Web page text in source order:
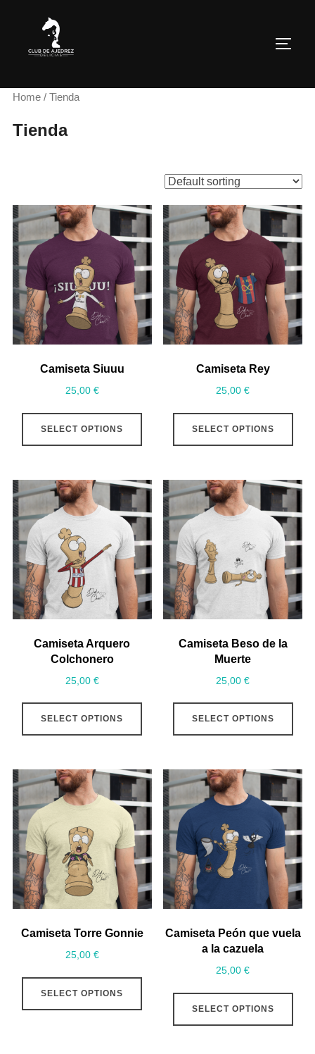
contenido
Home/ Tienda
Tienda
Camiseta Siuuu
25,00 €
SELECT OPTIONS
Camiseta Rey
25,00€
SELECT OPTIONS
Camiseta Arquero
Colchonero
25,00 €
SELECT OPTIONS
Camiseta Beso de la
Muerte
25,00€
SELECT OPTIONS
Camiseta Torre Gonnie
25,00 €
SELECT OPTIONS
Camiseta Peón que vuela
a la cazuela
25,00€
SELECT OPTIONS